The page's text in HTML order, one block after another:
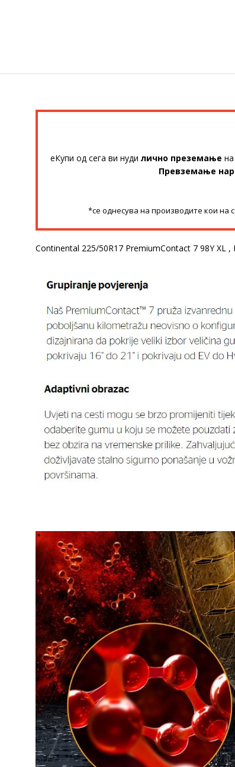
еКупи од сега ви нуди лично преземање
Превземање
*се однесува на производите кои на
Continental 225/50R17 PremiumContact 7 98Y XL ,